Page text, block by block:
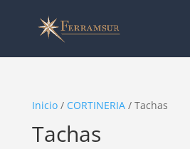
Inicio/ CORTINERIA/ Tachas
Tachas